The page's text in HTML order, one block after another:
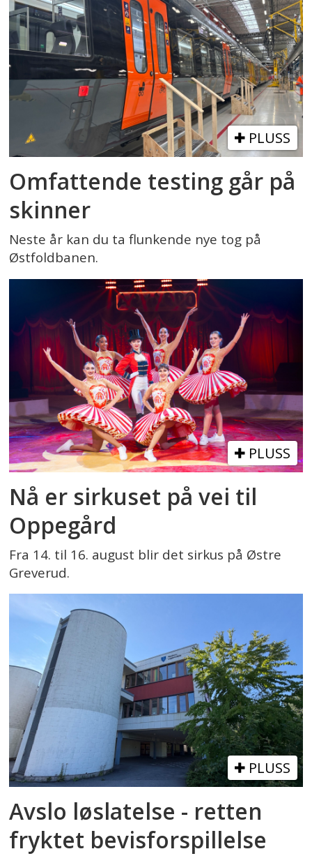
PLUSS
Omfattende testing går på
skinner
Neste år kan du ta flunkende nye tog på
Østfoldbanen.
PLUSS
Nå er sirkuset på vei til
Oppegård
Fra 14. til 16. august blir det sirkus på Østre
Greverud.
PLUSS
Avslo løslatelse - retten
fryktet bevisforspillelse